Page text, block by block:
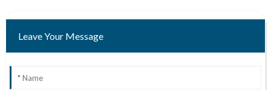
Leave Your Message